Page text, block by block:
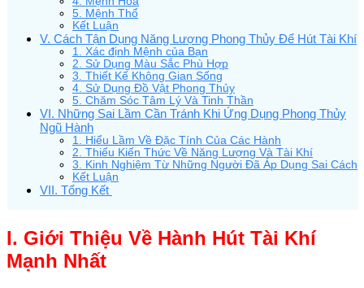
5. Mệnh Thổ
Kết Luận
V. Cách Tận Dụng Năng Lượng Phong Thủy Để Hút Tài Khí
1. Xác định Mệnh của Bạn
2. Sử Dụng Màu Sắc Phù Hợp
3. Thiết Kế Không Gian Sống
4. Sử Dụng Đồ Vật Phong Thủy
5. Chăm Sóc Tâm Lý Và Tinh Thần
VI. Những Sai Lầm Cần Tránh Khi Ứng Dụng Phong Thủy
Ngũ Hành
1. Hiểu Lầm Về Đặc Tính Của Các Hành
2. Thiếu Kiến Thức Về Năng Lượng Và Tài Khí
3. Kinh Nghiệm Từ Những Người Đã Áp Dụng Sai Cách
Kết Luận
VII. Tổng Kết
I. Giới Thiệu Về Hành Hút Tài Khí
Mạnh Nhất